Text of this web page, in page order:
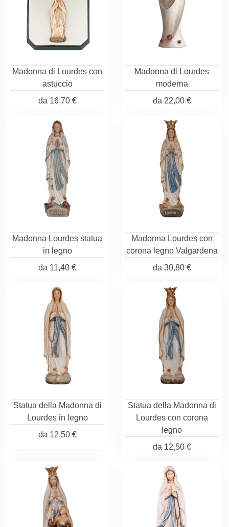
Madonna di Lourdes con
astuccio
da 16,70 €
Madonna di Lourdes
moderna
da 22,00 €
Madonna Lourdes statua
in legno
da 11,40 €
Madonna Lourdes con
corona legno Valgardena
da 30,80 €
Statua della Madonna di
Lourdes in legno
da 12,50 €
Statua della Madonna di
Lourdes con corona
legno
da 12,50 €